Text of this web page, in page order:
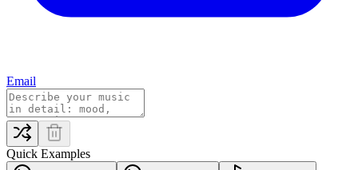
Email
Quick Examples